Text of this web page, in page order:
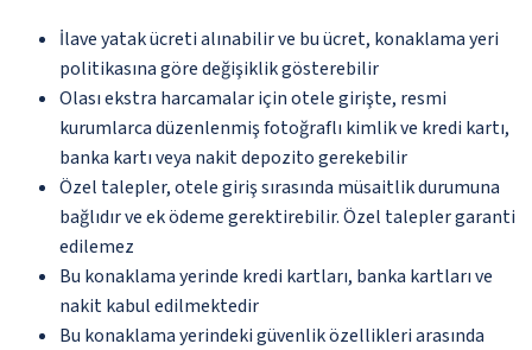
İlave yatak ücreti alınabilir ve bu ücret, konaklama yeri
politikasına göre değişiklik gösterebilir
Olası ekstra harcamalar için otele girişte, resmi
kurumlarca düzenlenmiş fotoğraflı kimlik ve kredi kartı,
banka kartı veya nakit depozito gerekebilir
Özel talepler, otele giriş sırasında müsaitlik durumuna
bağlıdır ve ek ödeme gerektirebilir. Özel talepler garanti
edilemez
Bu konaklama yerinde kredi kartları, banka kartları ve
nakit kabul edilmektedir
Bu konaklama yerindeki güvenlik özellikleri arasında